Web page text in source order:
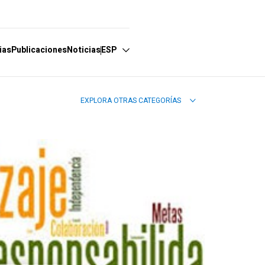
PublicacionesNoticiasESP
EXPLORA OTRAS CATEGORÍAS